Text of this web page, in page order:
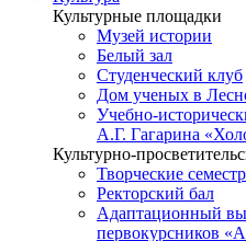
Культурные площадки
Музей истории
Белый зал
Студенческий клуб
Дом ученых в
Учебно-
А.Г. Гагарина
Культурно-
Творческие
Ректорский бал
Адаптационный
первокурсников